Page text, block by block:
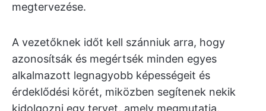
megtervezése.
A vezetőknek időt kell szánniuk arra, hogy
azonosítsák és megértsék minden egyes
alkalmazott legnagyobb képességeit és
érdeklődési körét, miközben segítenek nekik
kidolgozni egy tervet, amely megmutatja,